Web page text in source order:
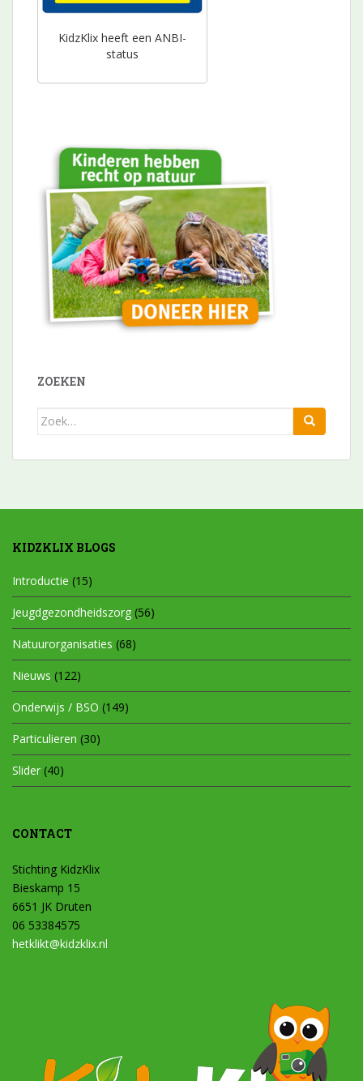
KidzKlix heeft een ANBI-
status
ZOEKEN
Zoek
KIDZKLIX BLOGS
Introductie (15)
Jeugdgezondheidszorg (56)
Natuurorganisaties (68)
Nieuws (122)
Onderwijs / BSO (149)
Particulieren (30)
Slider (40)
CONTACT
Stichting KidzKlix
Bieskamp 15
6651 JK Druten
06 53384575
hetklikt@kidzklix.nl